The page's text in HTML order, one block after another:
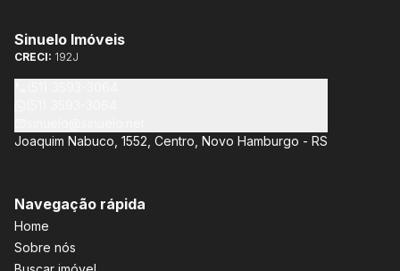
Sinuelo Imóveis
CRECI: 192J
Joaquim Nabuco, 1552, Centro, Novo Hamburgo - RS
Navegação rápida
Home
Sobre nós